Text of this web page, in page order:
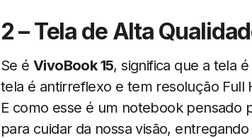
2 – Tela de Alta
Se é VivoBook 15, significa que a tela
tela é antirreflexo e tem resolução Full
E como esse é um notebook pensado
para cuidar da nossa visão,